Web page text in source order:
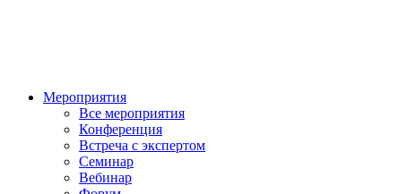
Мероприятия
Все мероприятия
Конференция
Встреча с экспертом
Семинар
Вебинар